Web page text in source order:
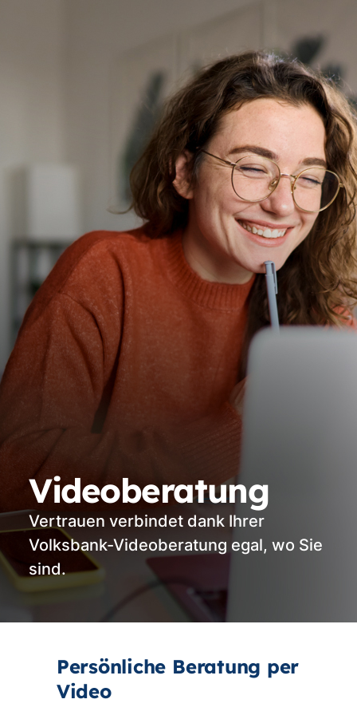
Videoberatung
Vertrauen verbindet dank Ihrer
Volksbank-Videoberatung egal, wo Sie
sind.
Persönliche Beratung per
Video